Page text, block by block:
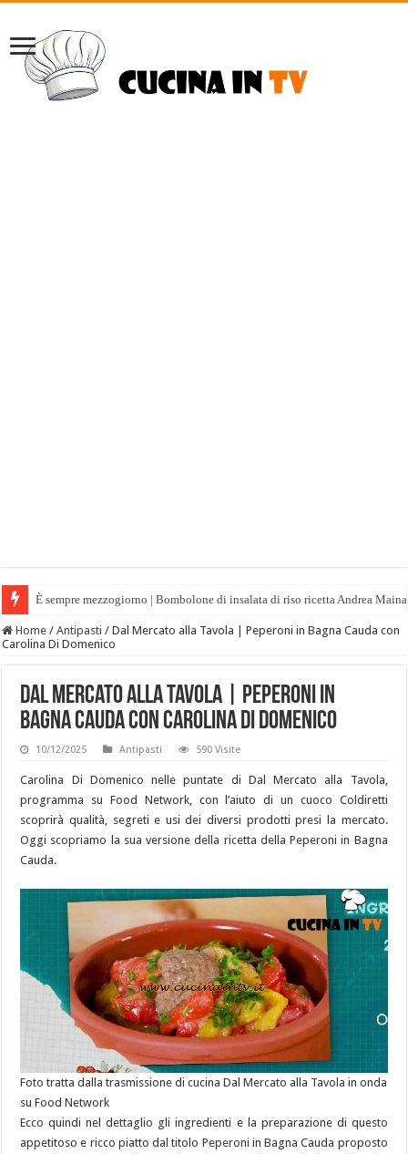
È sempre mezzogiorno | Bombolone di insalata di riso ricetta Andrea
Home / Antipasti / Dal Mercato alla Tavola | Peperoni in Bagna Cauda con
Carolina Di Domenico
Dal Mercato alla Tavola | Peperoni in
Bagna Cauda con Carolina Di Domenico
10/12/2025 Antipasti 590 Visite
Carolina Di Domenico nelle puntate di Dal Mercato alla Tavola,
programma su Food Network, con l’aiuto di un cuoco Coldiretti
scoprirà qualità, segreti e usi dei diversi prodotti presi la mercato.
Oggi scopriamo la sua versione della ricetta della Peperoni in Bagna
Cauda.
Foto tratta dalla trasmissione di cucina Dal Mercato alla Tavola in onda
su Food Network
Ecco quindi nel dettaglio gli ingredienti e la preparazione di questo
appetitoso e ricco piatto dal titolo Peperoni in Bagna Cauda proposto